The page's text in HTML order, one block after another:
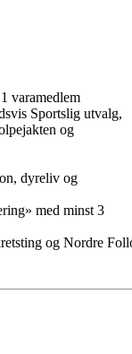
varamedlem
Sportslig utvalg,
og
dyreliv og
med minst 3
og Nordre